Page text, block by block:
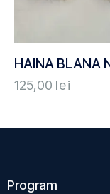
HAINA BLANA
125,00 lei
Program